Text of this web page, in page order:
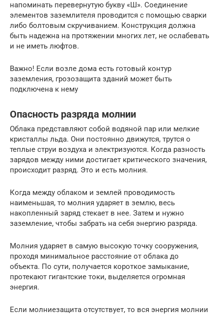
напоминать перевернутую букву «Ш». Соединение
элементов заземлителя проводится с помощью сварки
либо болтовым скручиванием. Конструкция должна
быть надежна на протяжении многих лет, не ослабевать
и не иметь люфтов.
Важно! Если возле дома есть готовый контур
заземления, грозозащита зданий может быть
подключена к нему
Опасность разряда молнии
Облака представляют собой водяной пар или мелкие
кристаллы льда. Они постоянно движутся, трутся о
теплые струи воздуха и электризуются. Когда разность
зарядов между ними достигает критического значения,
происходит разряд. Это и есть молния.
Когда между облаком и землей проводимость
наименьшая, то молния ударяет в землю, весь
накопленный заряд стекает в нее. Затем и нужно
заземление, чтобы забрать на себя энергию разряда.
Молния ударяет в самую высокую точку сооружения,
проходя минимальное расстояние от облака до
объекта. По сути, получается короткое замыкание,
протекают гигантские токи, выделяется огромная
энергия.
Если молниезащита отсутствует, то вся энергия молнии